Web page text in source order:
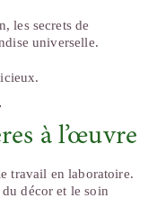
les secrets de
universelle.
à l’œuvre
travail en laboratoire.
décor et le soin